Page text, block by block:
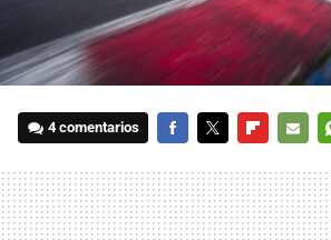
4 comentarios
MAIL